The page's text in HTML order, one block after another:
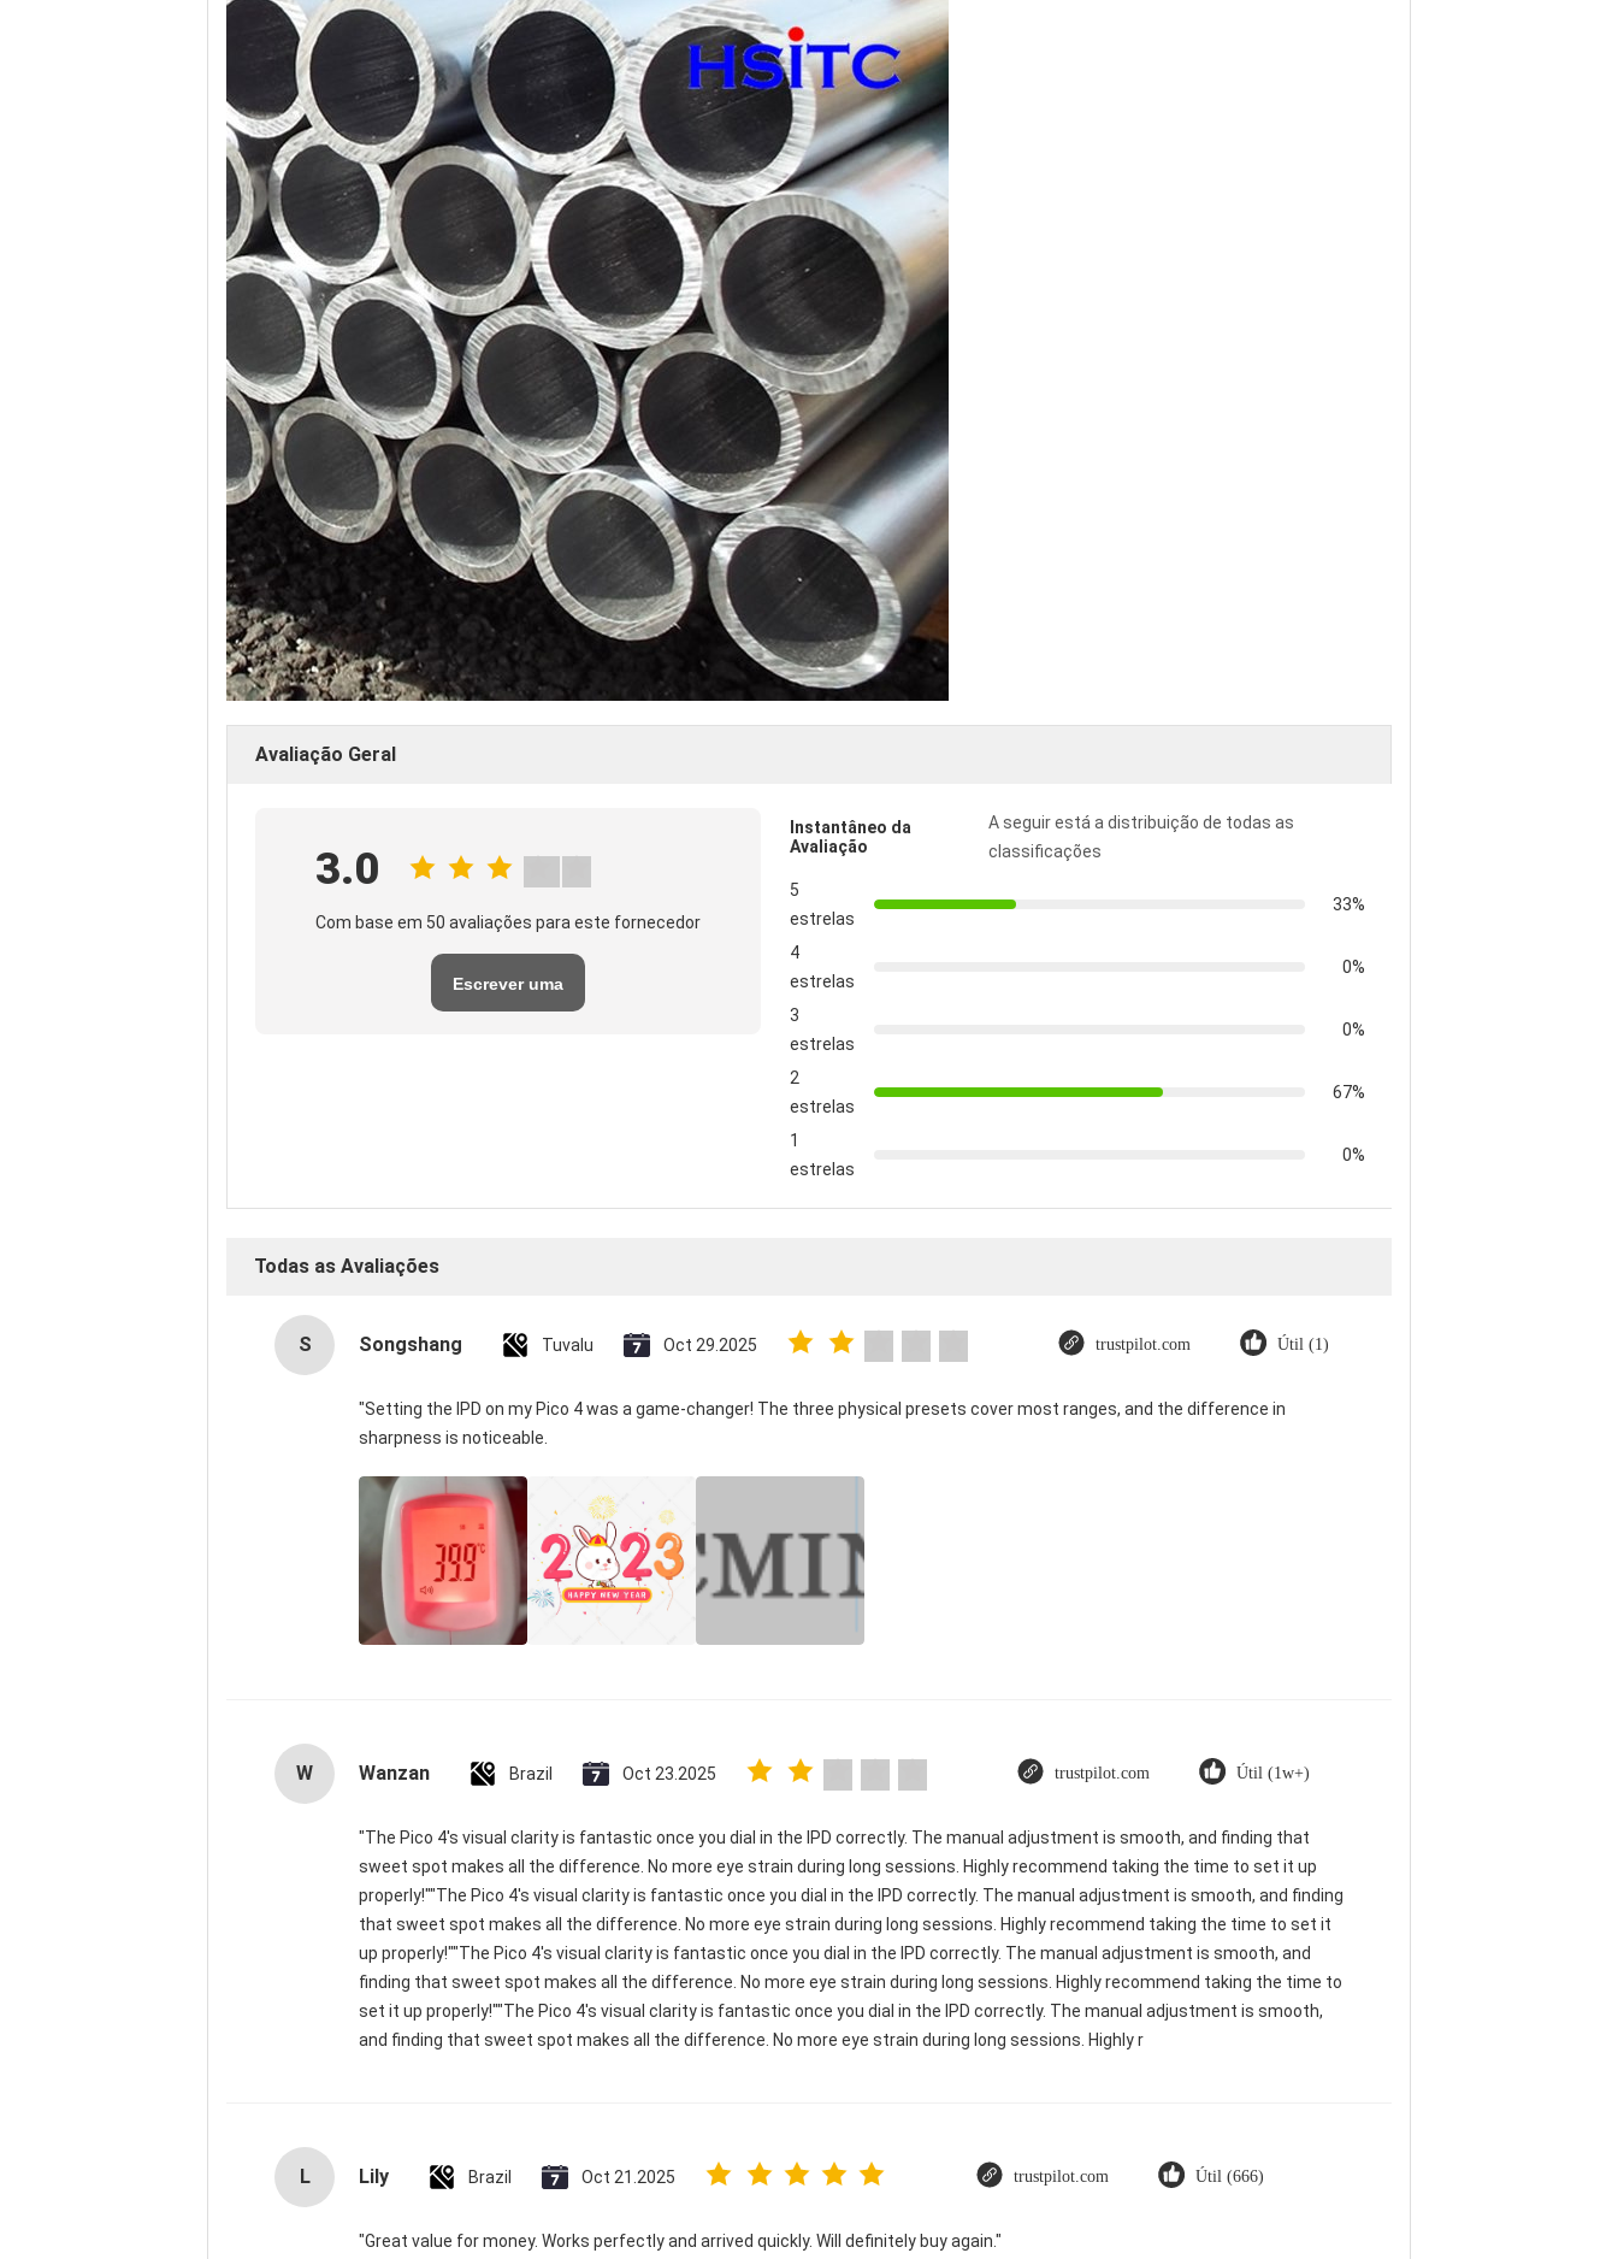
Avaliação Geral
3.0
Com base em 50 avaliações para este fornecedor
Escrever uma
Instantâneo da
Avaliação
A seguir está a distribuição de todas as
classificações
5
estrelas
33%
4
estrelas
0%
3
estrelas
0%
2
estrelas
67%
1
estrelas
0%
Todas as Avaliações
S Songshang Tuvalu Oct 29.2025 trustpilot.com Útil (1)
"Setting the IPD on my Pico 4 was a game-changer! The three physical presets cover most ranges, and the difference in
sharpness is noticeable.
W Wanzan Brazil Oct 23.2025 trustpilot.com Útil (1w+)
"The Pico 4's visual clarity is fantastic once you dial in the IPD correctly. The manual adjustment is smooth, and finding that
sweet spot makes all the difference. No more eye strain during long sessions. Highly recommend taking the time to set it up
properly!""The Pico 4's visual clarity is fantastic once you dial in the IPD correctly. The manual adjustment is smooth, and finding
that sweet spot makes all the difference. No more eye strain during long sessions. Highly recommend taking the time to set it
up properly!""The Pico 4's visual clarity is fantastic once you dial in the IPD correctly. The manual adjustment is smooth, and
finding that sweet spot makes all the difference. No more eye strain during long sessions. Highly recommend taking the time to
set it up properly!""The Pico 4's visual clarity is fantastic once you dial in the IPD correctly. The manual adjustment is smooth,
and finding that sweet spot makes all the difference. No more eye strain during long sessions. Highly r
L Lily Brazil Oct 21.2025 trustpilot.com Útil (666)
"Great value for money. Works perfectly and arrived quickly. Will definitely buy again."